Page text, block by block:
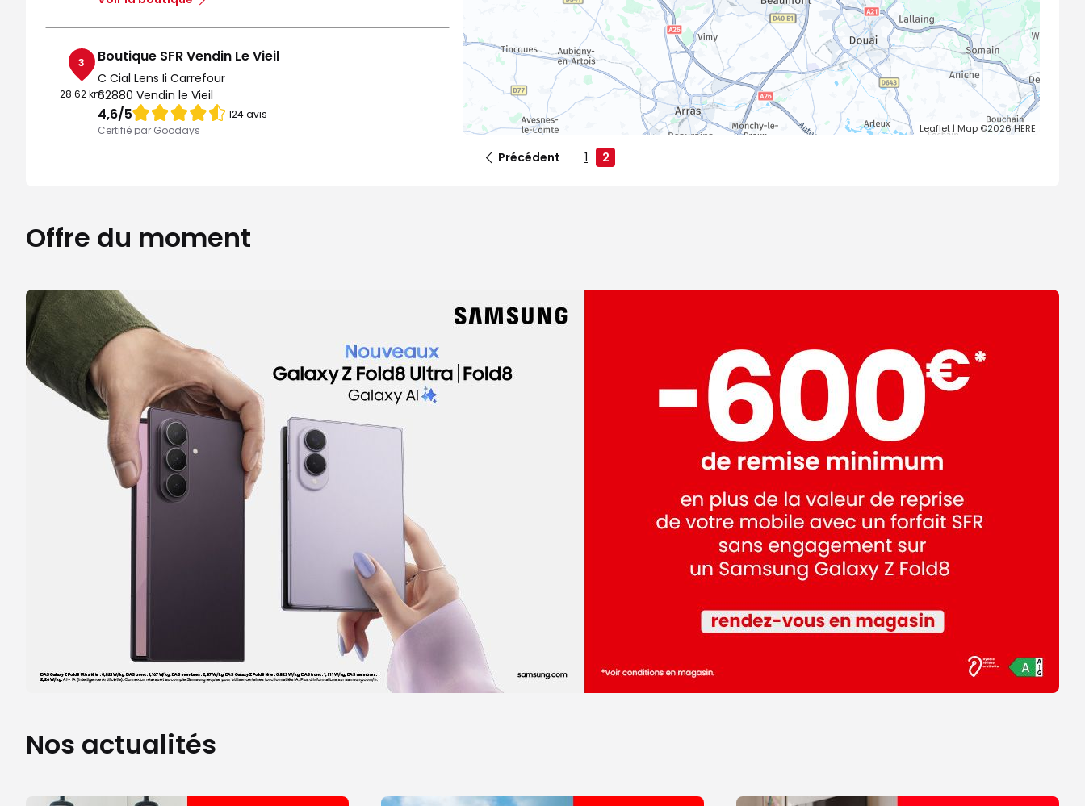
3
28.62 km
Boutique SFR Vendin Le Vieil
C Cial Lens Ii Carrefour
62880 Vendin le Vieil
4,6/5Note de 4.6 sur 5
124 avis
Certifié par Goodays
29.69 km
C Cial Noyelles Auchan
62950 Noyelles Godault
4,5/5Note de 4.5 sur 5
Certifié par Goodays
Fermé actuellement
Itinéraire
Prendre rendez-vous
Voir la boutique
Leaflet| Map ©2026HERE
Précédent 1 2
Offre du moment
Nos actualités